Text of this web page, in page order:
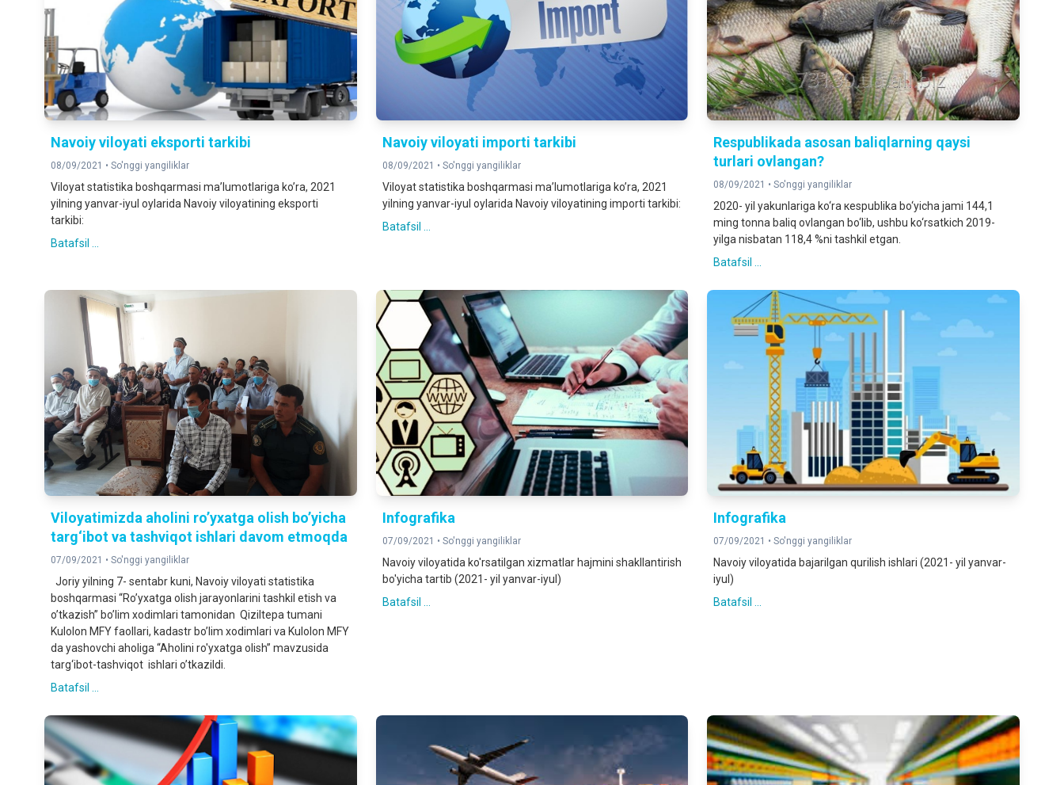
Navoiy viloyati eksporti tarkibi
08/09/2021 • So'nggi yangiliklar
Viloyat statistika boshqarmasi maʼlumotlariga koʼra, 2021
yilning yanvar-iyul oylarida Navoiy viloyatining eksporti
tarkibi:
Batafsil ...
Navoiy viloyati importi tarkibi
08/09/2021 • So'nggi yangiliklar
Viloyat statistika boshqarmasi maʼlumotlariga koʼra, 2021
yilning yanvar-iyul oylarida Navoiy viloyatining importi tarkibi:
Batafsil ...
Respublikada asosan baliqlarning qaysi
turlari ovlangan?
08/09/2021 •So'nggi yangiliklar
2020- yil yakunlariga ko‘ra кespublika bo‘yicha jami 144,1
ming tonna baliq ovlangan bo‘lib, ushbu ko‘rsatkich 2019-
yilga nisbatan 118,4 %ni tashkil etgan.
Batafsil ...
Viloyatimizda aholini ro’yxatga olish bo’yicha
targ‘ibot va tashviqot ishlari davom etmoqda
07/09/2021 • So'nggi yangiliklar
Joriy yilning 7- sentabr kuni, Navoiy viloyati statistika
boshqarmasi “Roʼyxatga olish jarayonlarini tashkil etish va
oʼtkazish” bo’lim xodimlari tamonidan Qiziltepa tumani
Kulolon MFY faollari, kadastr bo’lim xodimlari va Kulolon MFY
da yashovchi aholiga “Aholini ro'yxatga olish” mavzusida
targ‘ibot-tashviqot ishlari o’tkazildi.
Batafsil ...
Infografika
07/09/2021 • So'nggi yangiliklar
Navoiy viloyatida ko'rsatilgan xizmatlar hajmini shakllantirish
bo'yicha tartib (2021- yil yanvar-iyul)
Batafsil ...
Infografika
07/09/2021 •So'nggi yangiliklar
Navoiy viloyatida bajarilgan qurilish ishlari (2021- yil yanvar-
iyul)
Batafsil ...